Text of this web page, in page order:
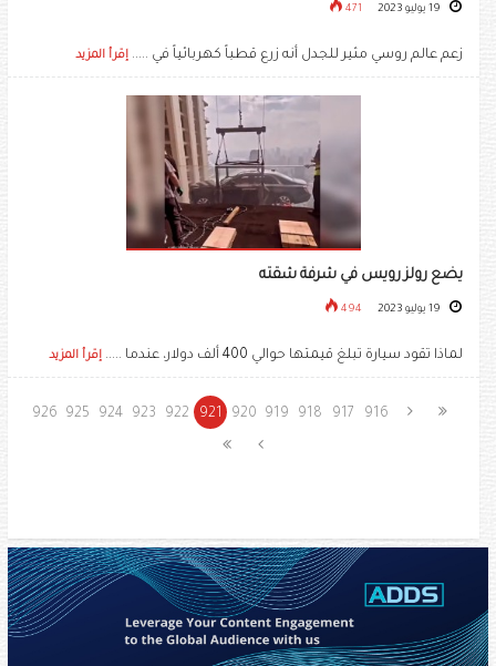
471
زعم عالم روسي مثير للجدل أنه زرع قطباً كهربائياً في ..... إقرأ المزيد
يضع رولز رويس في شرفة شقته
494
لماذا تقود سيارة تبلغ قيمتها حوالي 400 ألف دولار، عندما ..... إقرأ المزيد
916
917
918
919
920
921
922
923
924
925
926